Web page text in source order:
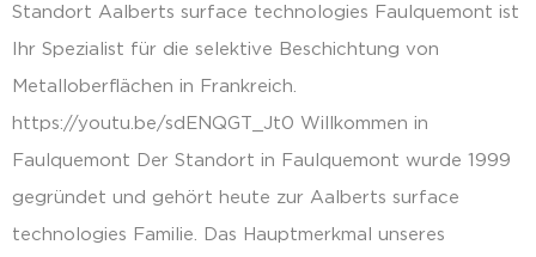
Standort Aalberts surface technologies Faulquemont ist
Ihr Spezialist für die selektive Beschichtung von
Metalloberflächen in Frankreich.
https://youtu.be/sdENQGT_Jt0 Willkommen in
Faulquemont Der Standort in Faulquemont wurde 1999
gegründet und gehört heute zur Aalberts surface
technologies Familie. Das Hauptmerkmal unseres